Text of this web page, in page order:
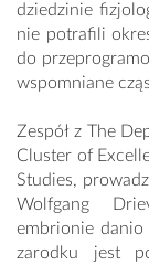
dziedzinie
nie potrafili
do
wspomniane
Zespół z The
Cluster of
Studies,
Wolfgang
embrionie
zarodku jest